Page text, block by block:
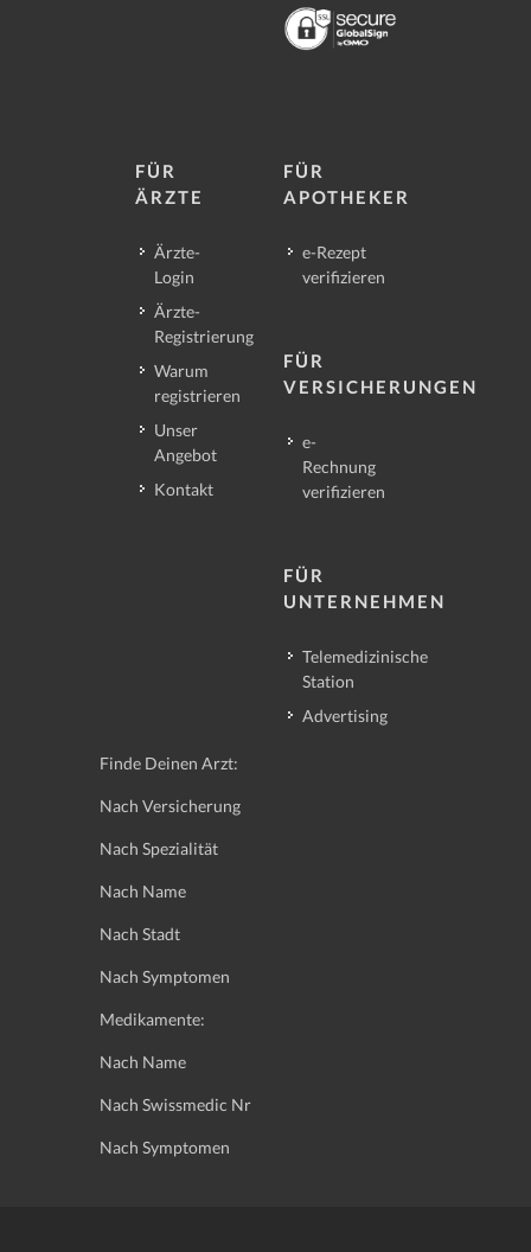
FÜR
ÄRZTE
Ärzte-
Login
Ärzte-
Registrierung
Warum
registrieren
Unser
Angebot
Kontakt
FÜR
APOTHEKER
e-Rezept
verifizieren
FÜR
VERSICHERUNGEN
e-
Rechnung
verifizieren
FÜR
UNTERNEHMEN
Telemedizinische
Station
Advertising
Finde Deinen Arzt:
Nach Versicherung
Nach Spezialität
Nach Name
Nach Stadt
Nach Symptomen
Medikamente:
Nach Name
Nach Swissmedic Nr
Nach Symptomen